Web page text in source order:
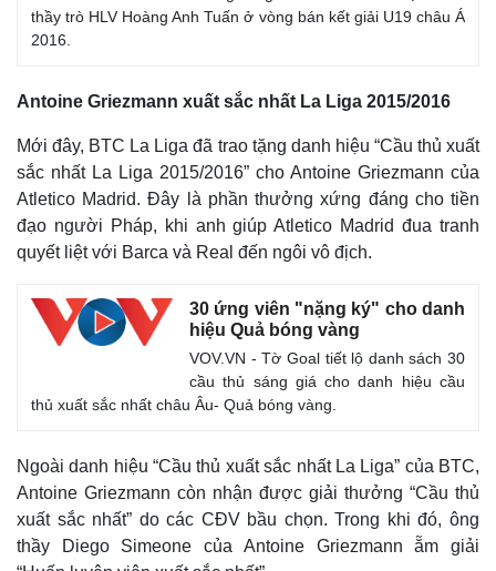
Thế giới
Quan sát
Multimedia
Infographic
thầy trò HLV Hoàng Anh Tuấn ở vòng bán kết giải U19 châu Á
2016.
Antoine Griezmann xuất sắc nhất La Liga 2015/2016
Mới đây, BTC La Liga đã trao tặng danh hiệu “Cầu thủ xuất
sắc nhất La Liga 2015/2016” cho Antoine Griezmann của
Atletico Madrid. Đây là phần thưởng xứng đáng cho tiền
đạo người Pháp, khi anh giúp Atletico Madrid đua tranh
quyết liệt với Barca và Real đến ngôi vô địch.
30 ứng viên "nặng ký" cho danh
hiệu Quả bóng vàng
VOV.VN - Tờ Goal tiết lộ danh sách 30
cầu thủ sáng giá cho danh hiệu cầu
thủ xuất sắc nhất châu Âu- Quả bóng vàng.
Ngoài danh hiệu “Cầu thủ xuất sắc nhất La Liga” của BTC,
Antoine Griezmann còn nhận được giải thưởng “Cầu thủ
xuất sắc nhất” do các CĐV bầu chọn. Trong khi đó, ông
thầy Diego Simeone của Antoine Griezmann ẵm giải